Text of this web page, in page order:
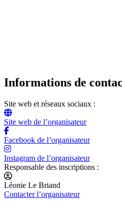
Informations de
Site web et réseaux sociaux :
Site web de l’organisateur
Facebook de l’organisateur
Instagram de l’organisateur
Responsable des inscriptions :
Léonie Le Briand
Contacter l’organisateur